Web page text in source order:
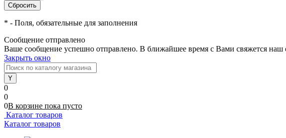
* - Поля, обязательные для заполнения
Сообщение отправлено
Ваше сообщение успешно отправлено. В ближайшее время с Вами свяжется наш
Закрыть окно
0
0
0В корзине пока пусто
Каталог товаров
Каталог товаров